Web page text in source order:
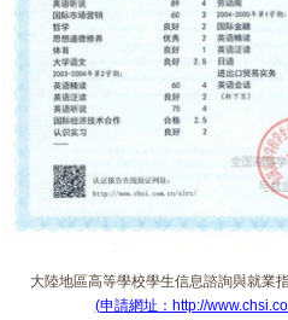
大陸地區高等學校學生信息諮詢與就業
(申請網址：http://